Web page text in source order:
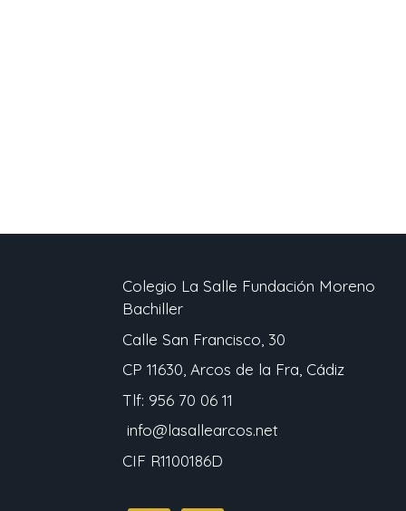
Colegio La Salle Fundación Moreno
Bachiller
Calle San Francisco, 30
CP 11630, Arcos de la Fra, Cádiz
Tlf: 956 70 06 11
info@lasallearcos.net
CIF R1100186D